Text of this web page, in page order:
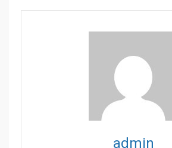
admin